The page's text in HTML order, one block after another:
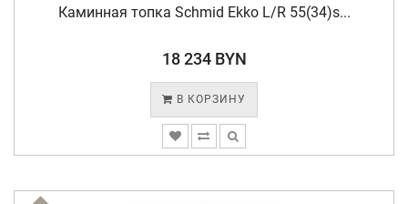
Каминная топка Schmid Ekko L/R 55(34)s...
18 234 BYN
В КОРЗИНУ